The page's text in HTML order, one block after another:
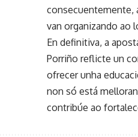
consecuentemente,
van organizando ao
En definitiva, a
Porriño reflicte un
ofrecer unha
non só está
contribúe ao